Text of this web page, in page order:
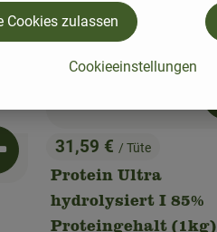
zum Warenkorb hinzufügen
, Preis:
31,59 € / Tüte
Protein Ultra
hydrolysiert I 85%
Proteingehalt (1kg)
Cookieeinstellungen
Cookies zulassen